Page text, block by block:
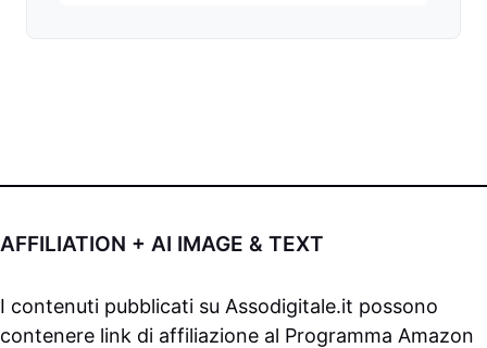
AFFILIATION + AI IMAGE & TEXT
I contenuti pubblicati su Assodigitale.it possono
contenere link di affiliazione al Programma Amazon